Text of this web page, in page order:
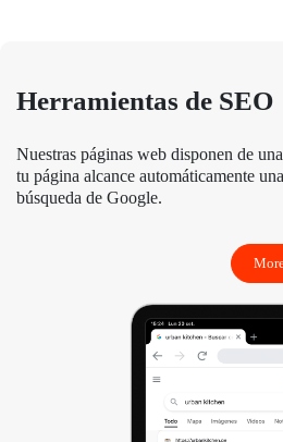
Herramientas de SEO
Nuestras páginas web disponen de
tu página alcance automáticamente
búsqueda de Google.